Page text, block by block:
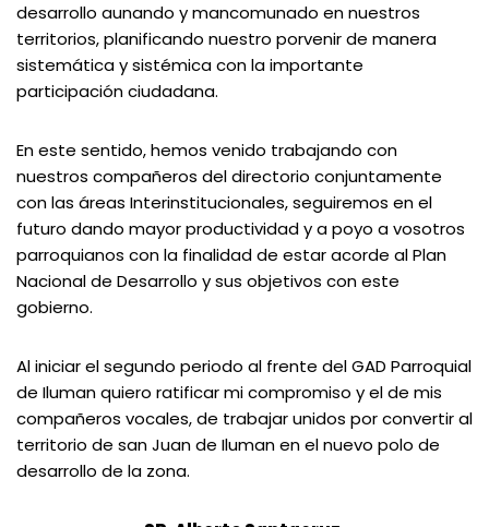
desarrollo aunando y mancomunado en nuestros
territorios, planificando nuestro porvenir de manera
sistemática y sistémica con la importante
participación ciudadana.
En este sentido, hemos venido trabajando con
nuestros compañeros del directorio conjuntamente
con las áreas Interinstitucionales, seguiremos en el
futuro dando mayor productividad y a poyo a vosotros
parroquianos con la finalidad de estar acorde al Plan
Nacional de Desarrollo y sus objetivos con este
gobierno.
Al iniciar el segundo periodo al frente del GAD Parroquial
de Iluman quiero ratificar mi compromiso y el de mis
compañeros vocales, de trabajar unidos por convertir al
territorio de san Juan de Iluman en el nuevo polo de
desarrollo de la zona.